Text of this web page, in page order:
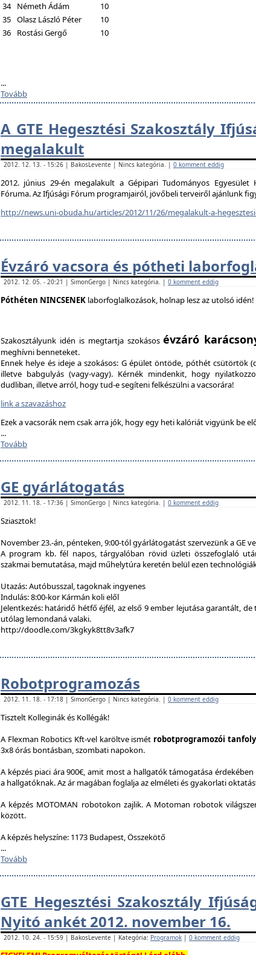
34
Németh Ádám
10
35 Olasz László Péter
10
36
Rostási Gergő 10
...
Tovább
A GTE Hegesztési Szakosztály
megalakult
2012. 12. 13. - 15:26 | BakosLevente | Nincs kategória. | 0 komment eddig
2012. június 29-én megalakult a Gépipari Tudományos Egyesület
Fóruma. Az Ifjúsági Fórum programjairól, jövőbeli terveiről ajánlunk
http://news.uni-obuda.hu/articles/2012/11/26/megalakult-a-
Évzáró vacsora és pótheti
2012. 12. 05. - 20:21 | SimonGergo | Nincs kategória. | 0 komment eddig
Póthéten NINCSENEK laborfoglalkozások, holnap lesz az utolsó idén!
Szakosztályunk idén is megtartja szokásosévzáró
meghívni benneteket.
Ennek helye és ideje a szokásos: G épület öntöde, póthét csütörtök
illetve babgulyás (vagy-vagy). Kérnék mindenkit, hogy
dudliban, illetve arról, hogy tud-e segíteni felkészülni a vacsorára!
link a szavazáshoz
Ezek a vacsorák nem csak arra jók, hogy egy heti kalóriát vigyünk be
...
Tovább
GE gyárlátogatás
2012. 11. 18. - 17:36 | SimonGergo | Nincs kategória. | 0 komment eddig
Sziasztok!
November 23.-án, pénteken, 9:00-tól gyárlátogatást szervezünk a GE
A program kb. fél napos, tárgyalóban rövid üzleti összefoglaló
szakmai bemutatása, majd műhelytúra keretén belül ezen
Utazás: Autóbusszal, tagoknak ingyenes
Indulás: 8:00-kor Kármán koli elől
Jelentkezés: határidő hétfő éjfél, az első 9 ember lejutása garantált,
utólag lemondaná valaki.
http://doodle.com/3kgkyk8tt8v3afk7
Robotprogramozás
2012. 11. 18. - 17:18 | SimonGergo | Nincs kategória. | 0 komment eddig
Tisztelt Kolleginák és Kollégák!
A Flexman Robotics Kft-vel karöltve ismét robotprogramozói
3x8 órás bontásban, szombati napokon.
A képzés piaci ára 900€, amit most a hallgatók támogatása
a hallgatóknak. Az ár magában foglalja az elméleti és gyakorlati
A képzés MOTOMAN robotokon zajlik. A Motoman robotok
között.
A képzés helyszíne: 1173 Budapest, Összekötő
...
Tovább
GTE Hegesztési Szakosztály
Nyitó ankét 2012. november 16.
2012. 10. 24. - 15:59 | BakosLevente | Kategória: Programok | 0 komment eddig